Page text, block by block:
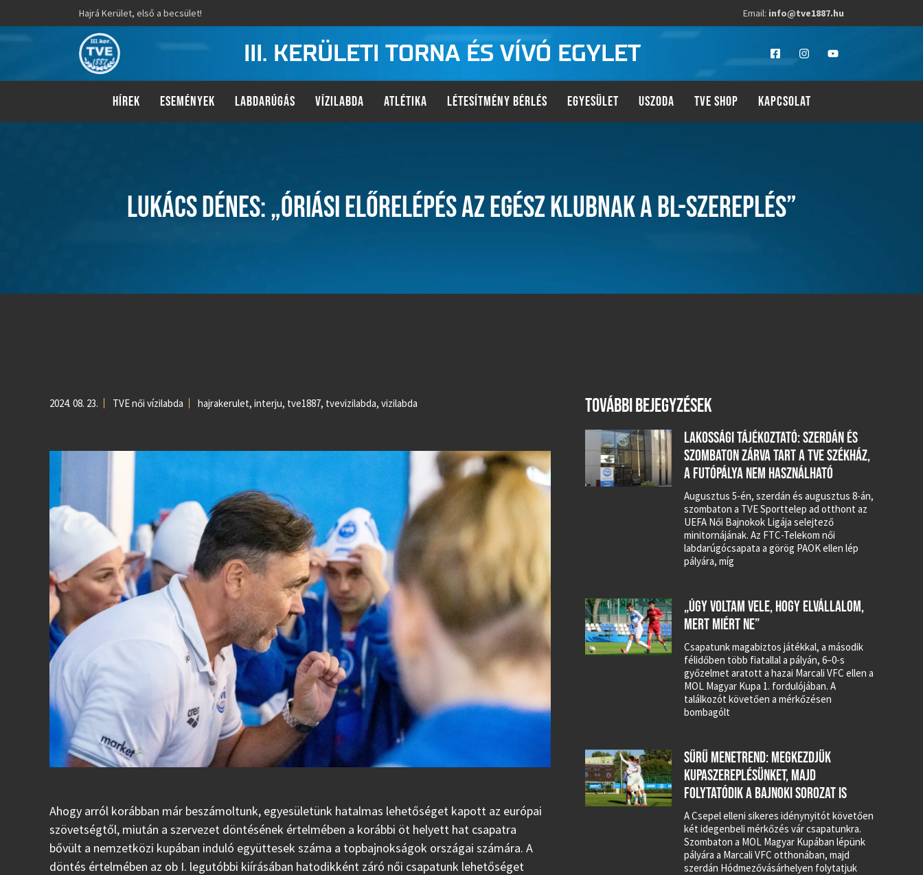
Hajrá Kerület, első a becsület! Email: info@tve1887.hu
III. KERÜLETI TORNA ÉS VÍVÓ EGYLET
HÍREK ESEMÉNYEK LABDARÚGÁS VÍZILABDA ATLÉTIKA LÉTESÍTMÉNY BÉRLÉS EGYESÜLET USZODA TVE SHOP KAPCSOLAT
LUKÁCS DÉNES: „ÓRIÁSI ELŐRELÉPÉS AZ EGÉSZ KLUBNAK A BL-SZEREPLÉS”
2024. 08. 23. TVE női vízilabda hajrakerulet, interju, tve1887, tvevizilabda, vizilabda
Ahogy arról korábban már beszámoltunk, egyesületünk hatalmas lehetőséget kapott az európai
szövetségtől, miután a szervezet döntésének értelmében a korábbi öt helyett hat csapatra
bővült a nemzetközi kupában induló együttesek száma a topbajnokságok országai számára. A
döntés értelmében az ob I. legutóbbi kiírásában hatodikként záró női csapatunk lehetőséget
TOVÁBBI BEJEGYZÉSEK
LAKOSSÁGI TÁJÉKOZTATÓ: SZERDÁN ÉS
SZOMBATON ZÁRVA TART A TVE SZÉKHÁZ,
A FUTÓPÁLYA NEM HASZNÁLHATÓ
Augusztus 5-én, szerdán és augusztus 8-án,
szombaton a TVE Sporttelep ad otthont az
UEFA Női Bajnokok Ligája selejtező
minitornájának. Az FTC-Telekom női
labdarúgócsapata a görög PAOK ellen lép
pályára, míg
„ÚGY VOLTAM VELE, HOGY ELVÁLLALOM,
MERT MIÉRT NE”
Csapatunk magabiztos játékkal, a második
félidőben több fiatallal a pályán, 6–0-s
győzelmet aratott a hazai Marcali VFC ellen a
MOL Magyar Kupa 1. fordulójában. A
találkozót követően a mérkőzésen
bombagólt
SŰRŰ MENETREND: MEGKEZDJÜK
KUPASZEREPLÉSÜNKET, MAJD
FOLYTATÓDIK A BAJNOKI SOROZAT IS
A Csepel elleni sikeres idénynyitót követően
két idegenbeli mérkőzés vár csapatunkra.
Szombaton a MOL Magyar Kupában lépünk
pályára a Marcali VFC otthonában, majd
szerdán Hódmezővásárhelyen folytatjuk